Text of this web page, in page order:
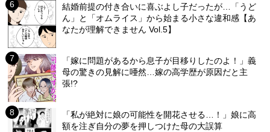
結婚前提の付き合いに喜ぶよし子だったが…「うど
ん」と「オムライス」から始まる小さな違和感【あ
なたが理解できません Vol.5】
「嫁に問題があるから息子が目移りしたのよ！」義
母の驚きの見解に唖然…嫁の高学歴が原因だと主
張!?
「私が絶対に娘の可能性を開花させる…！」娘に高
額を注ぎ自分の夢を押しつけた母の大誤算